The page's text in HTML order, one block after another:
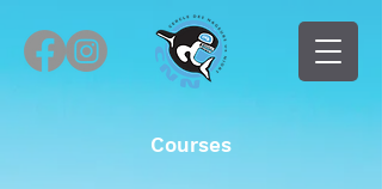
Courses